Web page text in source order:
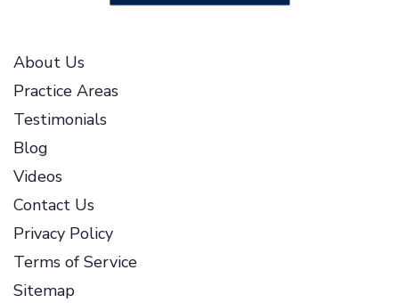
About Us
Practice Areas
Testimonials
Blog
Videos
Contact Us
Privacy Policy
Terms of Service
Sitemap